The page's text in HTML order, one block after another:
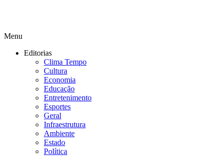
Menu
Editorias
Clima Tempo
Cultura
Economia
Educação
Entretenimento
Esportes
Geral
Infraestrutura
Ambiente
Estado
Política